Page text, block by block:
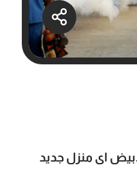
اى منزل جديد